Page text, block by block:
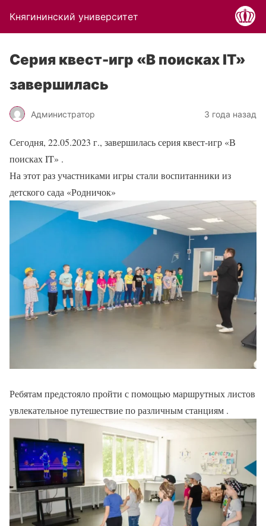
Княгининский университет
Серия квест-игр «В поисках IT»
завершилась
Администратор 3 года назад
Сегодня, 22.05.2023 г., завершилась серия квест-игр «В
поисках IT» .
На этот раз участниками игры стали воспитанники из
детского сада «Родничок»
Ребятам предстояло пройти с помощью маршрутных листов
увлекательное путешествие по различным станциям .